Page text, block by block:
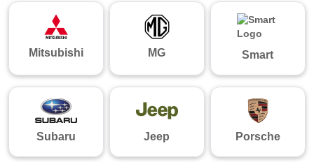
Mitsubishi MG Smart
Subaru Jeep Porsche